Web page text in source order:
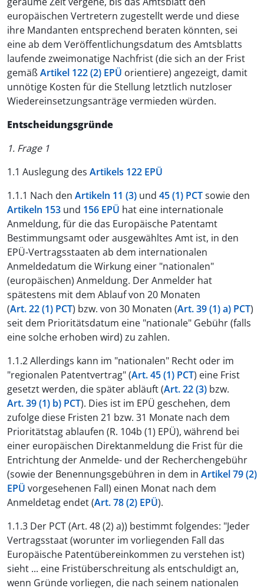
europäischen Vertretern zugestellt werde und diese
ihre Mandanten entsprechend beraten könnten, sei
eine ab dem Veröffentlichungsdatum des Amtsblatts
laufende zweimonatige Nachfrist (die sich an der Frist
gemäßArtikel 122 (2) EPÜ orientiere) angezeigt, damit
unnötige Kosten für die Stellung letztlich nutzloser
Wiedereinsetzungsanträge vermieden würden.
Entscheidungsgründe
1. Frage 1
1.1 Auslegung des Artikels 122 EPÜ
1.1.1 Nach den Artikeln 11 (3) und 45 (1) PCTsowie den
Artikeln 153 und 156 EPÜ hat eine internationale
Anmeldung, für die das Europäische Patentamt
Bestimmungsamt oder ausgewähltes Amt ist, in den
EPÜ-Vertragsstaaten ab dem internationalen
Anmeldedatum die Wirkung einer "nationalen"
(europäischen) Anmeldung. Der Anmelder hat
spätestens mit dem Ablauf von 20 Monaten
(Art. 22 (1) PCT) bzw. von 30 Monaten (Art. 39 (1) a) PCT)
seit dem Prioritätsdatum eine "nationale" Gebühr (falls
eine solche erhoben wird) zu zahlen.
1.1.2 Allerdings kann im "nationalen" Recht oder im
"regionalen Patentvertrag" (Art. 45 (1) PCT) eine Frist
gesetzt werden, die später abläuft (Art. 22 (3) bzw.
Art. 39 (1) b) PCT). Dies ist im EPÜ geschehen, dem
zufolge diese Fristen 21 bzw. 31 Monate nach dem
Prioritätstag ablaufen (R. 104b (1) EPÜ), während bei
einer europäischen Direktanmeldung die Frist für die
Entrichtung der Anmelde- und der Recherchengebühr
(sowie der Benennungsgebühren in dem in Artikel 79 (2)
EPÜ vorgesehenen Fall) einen Monat nach dem
Anmeldetag endet (Art. 78 (2) EPÜ).
1.1.3 Der PCT (Art. 48 (2) a)) bestimmt folgendes: "Jeder
Vertragsstaat (worunter im vorliegenden Fall das
Europäische Patentübereinkommen zu verstehen ist)
sieht ... eine Fristüberschreitung als entschuldigt an,
wenn Gründe vorliegen, die nach seinem nationalen